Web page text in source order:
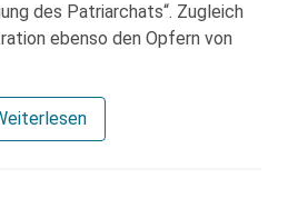
des Patriarchats“. Zugleich
ebenso den Opfern von